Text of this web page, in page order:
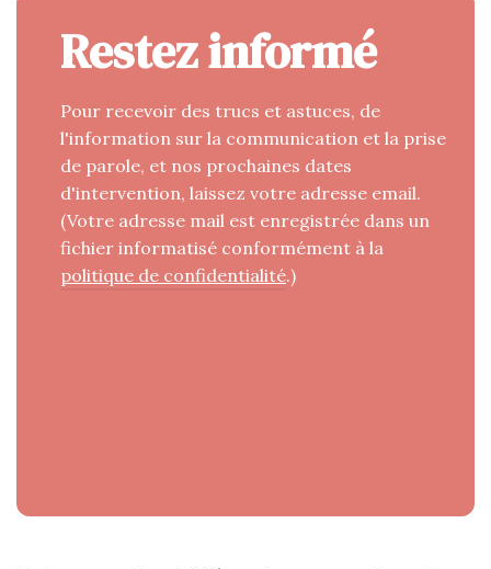
Restez informé
Pour recevoir des trucs et astuces, de
l'information sur la communication et la prise
de parole, et nos prochaines dates
d'intervention, laissez votre adresse email.
(Votre adresse mail est enregistrée dans un
fichier informatisé conformément à la
politique de confidentialité.)